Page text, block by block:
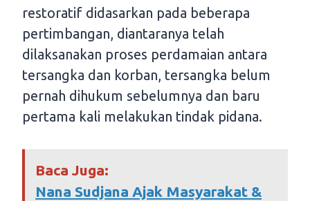
restoratif didasarkan pada beberapa
pertimbangan, diantaranya telah
dilaksanakan proses perdamaian antara
tersangka dan korban, tersangka belum
pernah dihukum sebelumnya dan baru
pertama kali melakukan tindak pidana.
Baca Juga:
Nana Sudjana Ajak Masyarakat &